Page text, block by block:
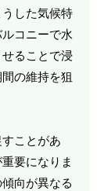
した気候特
コニーで水
ることで浸
の維持を狙
ことがあ
要になりま
向が異なる